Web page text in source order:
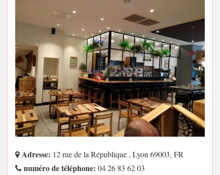
Adresse: 12 rue de la République , Lyon 69003, FR
numéro de téléphone: 04 26 83 62 03